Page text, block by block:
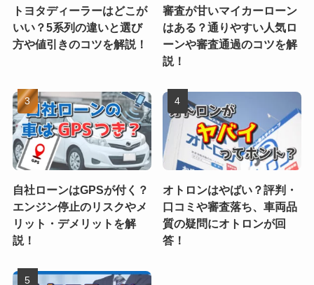
トヨタディーラーはどこが
いい？5系列の違いと選び
方や値引きのコツを解説！
審査が甘いマイカーローン
はある？通りやすい人気ロ
ーンや審査通過のコツを解
説！
自社ローンはGPSが付く？
エンジン停止のリスクやメ
リット・デメリットを解
説！
オトロンはやばい？評判・
口コミや審査落ち、車両品
質の疑問にオトロンが回
答！